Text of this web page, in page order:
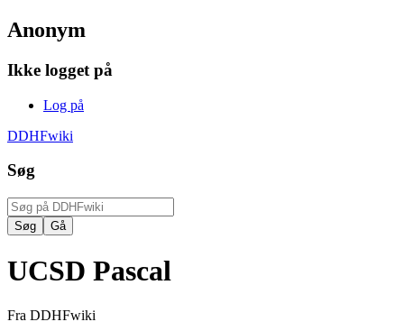
Anonym
Ikke logget på
Log på
DDHFwiki
Søg
UCSD Pascal
Fra DDHFwiki